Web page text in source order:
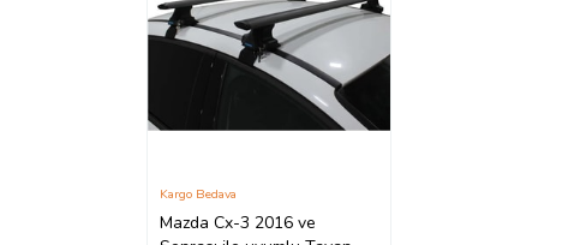
Mazda Cx-3 2016 ve
Kargo Bedava